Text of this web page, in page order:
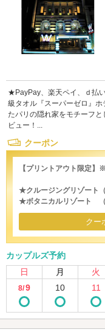
★PayPay、楽天ペイ、ｄ払
級タオル『スーパーゼロ』
たパリの隠れ家をモチーフ
ビュー！...
クーポン
【プリントアウト限定】
★クルージングリゾート
★ボタニカルリゾート
クー
カップルズ予約
日
月 火
8/9 10 11